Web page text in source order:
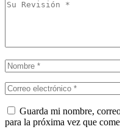
Guarda mi nombre,
para la próxima vez que